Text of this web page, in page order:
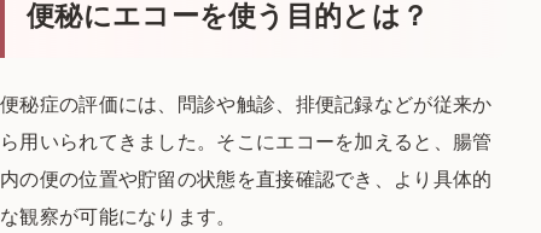
便秘にエコーを使う目的とは？
便秘症の評価には、問診や触診、 排便記録などが従来か
ら用いられてきました。 そこにエコーを加えると、腸管
内の便の位置や貯留の状態を直接確認でき、 より具体的
な観察が可能になります。